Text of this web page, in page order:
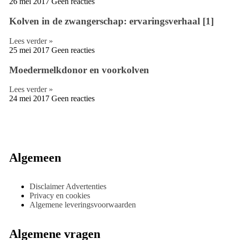
Kolven in de zwangerschap: ervaringsverhaal [1]
Lees verder »
25 mei 2017 Geen reacties
Moedermelkdonor en voorkolven
Lees verder »
24 mei 2017 Geen reacties
Algemeen
Disclaimer Advertenties
Privacy en cookies
Algemene leveringsvoorwaarden
Algemene vragen